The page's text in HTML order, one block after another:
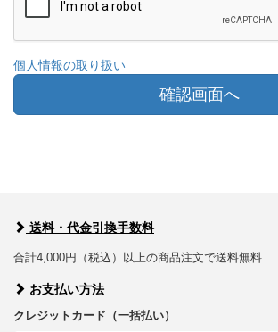
個人情報の取り扱い
確認画面へ
送料・代金引換手数料
合計4,000円（税込）以上の商品注文で送料無料
お支払い方法
クレジットカード（一括払い）